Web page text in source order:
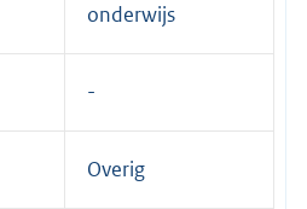
onderwijs
Overig